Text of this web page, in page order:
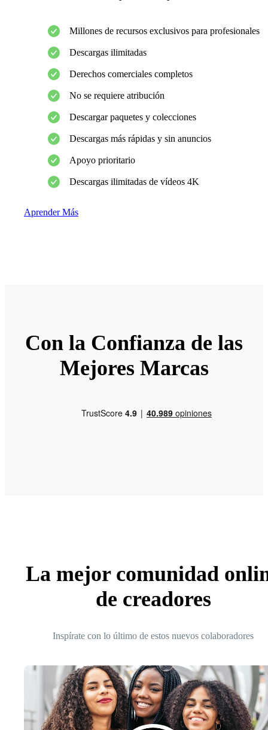
Millones de recursos exclusivos para profesionales
Descargas ilimitadas
Derechos comerciales completos
No se requiere atribución
Descargar paquetes y colecciones
Descargas más rápidas y sin anuncios
Apoyo prioritario
Descargas ilimitadas de vídeos 4K
Aprender Más
Con la Confianza de las
Mejores Marcas
La mejor comunidad
de creadores
Inspírate con lo último de estos nuevos colaboradores